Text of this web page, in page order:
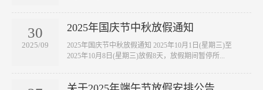
30
2025/09
2025年国庆节中秋放假通知
2025年国庆节中秋放假通知 2025年10月1日(星期三)至
2025年10月8日(星期三)放假8天，放假期间暂停所...